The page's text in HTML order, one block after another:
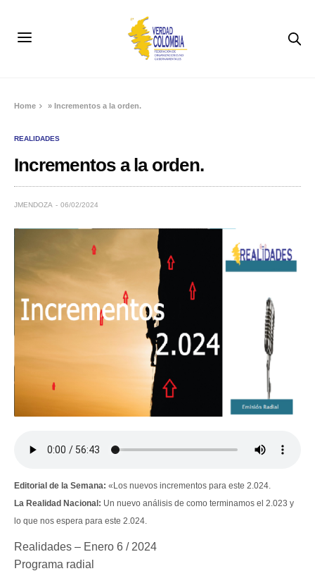
Home »Incrementos a la orden.
REALIDADES
Incrementos a la orden.
JMENDOZA 06/02/2024
Editorial de la Semana: «Los nuevos incrementos para este 2.024.
La Realidad Nacional: Un nuevo análisis de como terminamos el 2.023 y
lo que nos espera para este 2.024.
Realidades – Enero 6 / 2024
Programa radial